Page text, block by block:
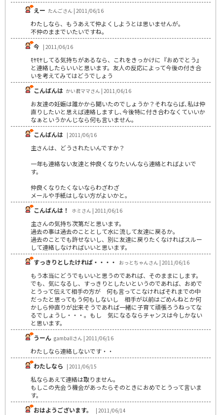
えー たんごさん | 2011/06/16
わたしなら、もうあえて仲よくしようとは思いませんが。
不仲のままでいたいですね。
今 | 2011/06/16
ﾓﾔﾓﾔしてる気持ちがあるなら、これをきっかけに『おめでとう』
と連絡したらいいと思います。友人の反応によって今後の付き合
いを考えてみてはどうでしょう
こんばんは かい君ママさん | 2011/06/16
お友達の妊娠は誰かから聞いたのでしょうか？それならば､私は仲
直りしたいと思えば連絡しますし､今後特に付き合わなくていいか
なぁというかんじなら何も言いません。
こんばんは | 2011/06/16
主さんは、どうされたいんですか？
一年も連絡ない友達と仲良くなりたいんなら連絡とればよいで
す。
仲良くなりたくないならわざわざ
メールや手紙はしない方がよいかと。
こんばんは！
ホミさん | 2011/06/16
主さんの気持ち次第だと思います。
過去の事は過去のこととして水に流して友達に戻るか。
過去のことでも許せないし、別に友達に戻りたくなければスルー
して連絡しなければいいと思います。
すっきりとしたければ・・・・
おっとちゃんさん | 2011/06/16
もう本当にどうでもいいと思うのであれば、そのままにします。
でも、気になるし、すっきりとしたいというのであれば、おめで
とうって伝えて相手の方が 何も言ってこなければそれまでの中
だったと思ってもう何もしないし 相手が以前はごめんねとか何
かしら仲直りが出来そうであれば一緒に子育て頑張ろうねってな
るでしょうし・・・。もし 気になるならチャンスは今しかない
と思います。
うーん gamballさん | 2011/06/16
わたしなら連絡しないです・・
わたしなら | 2011/06/15
私ならあえて連絡は取りません。
もしこの先会う機会があったらそのときにおめでとうって言いま
す。
おはようございます。
| 2011/06/14